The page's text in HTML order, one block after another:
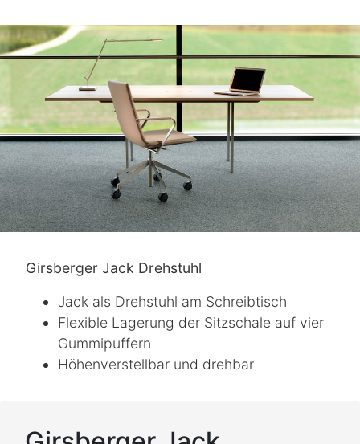
Girsberger Jack Drehstuhl
Jack als Drehstuhl am Schreibtisch
Flexible Lagerung der Sitzschale auf vier
Gummipuffern
Höhenverstellbar und drehbar